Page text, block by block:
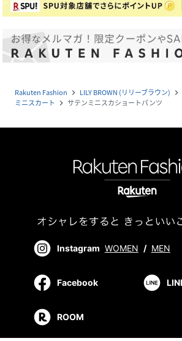
Rakuten Fashion navigate_next LILY BROWN (リリーブラウン) navigate_next
ミニスカート navigate_next サテンミニスカショートパンツ
Instagram WOMEN / MEN
Facebook
ROOM